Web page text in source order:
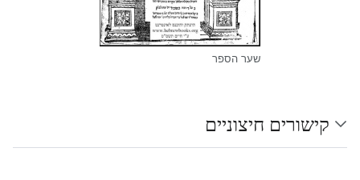
שער הספר
קישורים חיצוניים